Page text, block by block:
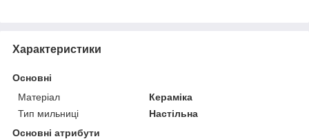
Характеристики
Основні
Матеріал
Кераміка
Тип мильниці
Настільна
Основні атрибути